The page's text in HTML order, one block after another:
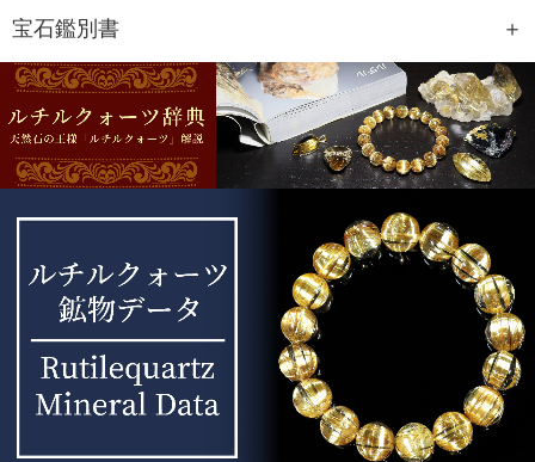
宝石鑑別書
GEM REPORT
ご注文商品の宝石鑑別書をご用意す
ることもできます。